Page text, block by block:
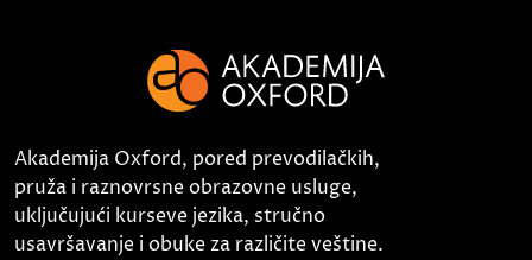
Akademija Oxford, pored prevodilačkih,
pruža i raznovrsne obrazovne usluge,
uključujući kurseve jezika, stručno
usavršavanje i obuke za različite veštine.